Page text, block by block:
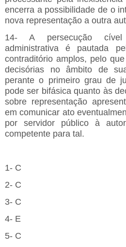
encerra a possibilidade de o
nova representação a outra
14- A persecução cível
administrativa é pautada
contraditório amplos, pelo
decisórias no âmbito de
perante o primeiro grau de
pode ser bifásica quanto às
sobre representação
em comunicar ato
por servidor público à
competente para tal.
1- C
2- C
3- C
4- E
5- C